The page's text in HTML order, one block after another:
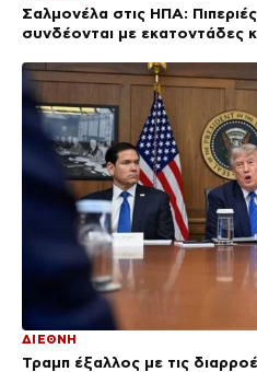
Σαλμονέλα στις ΗΠΑ:
συνδέονται με εκατοντάδες
ΔΙΕΘΝΗ
Τραμπ έξαλλος με τις